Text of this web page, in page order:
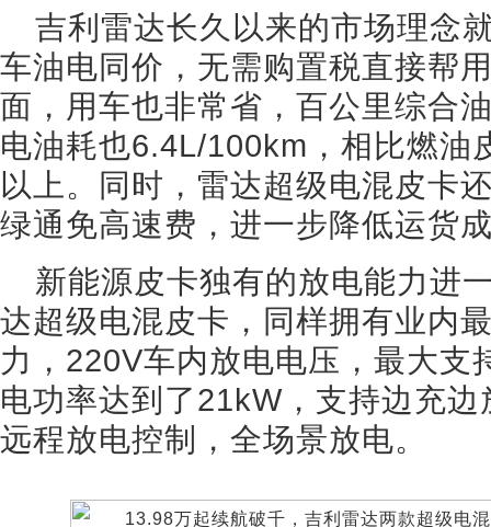
吉利雷达长久以来的市场理念
车油电同价，无需购置税直接帮
面，用车也非常省，百公里综合
电油耗也6.4L/100km，相比燃油
以上。同时，雷达超级电混皮卡
绿通免高速费，进一步降低运货
新能源皮卡独有的放电能力进
达超级电混皮卡，同样拥有业内
力，220V车内放电电压，最大支
电功率达到了21kW，支持边充
远程放电控制，全场景放电。